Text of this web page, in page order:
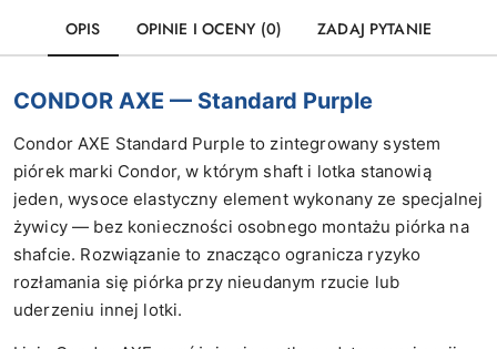
OPIS OPINIE I OCENY (0) ZADAJ PYTANIE
CONDOR AXE — Standard Purple
Condor AXE Standard Purple to zintegrowany system
piórek marki Condor, w którym shaft i lotka stanowią
jeden, wysoce elastyczny element wykonany ze specjalnej
żywicy — bez konieczności osobnego montażu piórka na
shafcie. Rozwiązanie to znacząco ogranicza ryzyko
rozłamania się piórka przy nieudanym rzucie lub
uderzeniu innej lotki.